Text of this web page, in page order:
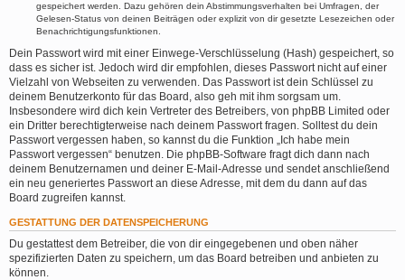
gespeichert werden. Dazu gehören dein Abstimmungsverhalten bei Umfragen, der
Gelesen-Status von deinen Beiträgen oder explizit von dir gesetzte Lesezeichen oder
Benachrichtigungsfunktionen.
Dein Passwort wird mit einer Einwege-Verschlüsselung (Hash) gespeichert, so
dass es sicher ist. Jedoch wird dir empfohlen, dieses Passwort nicht auf einer
Vielzahl von Webseiten zu verwenden. Das Passwort ist dein Schlüssel zu
deinem Benutzerkonto für das Board, also geh mit ihm sorgsam um.
Insbesondere wird dich kein Vertreter des Betreibers, von phpBB Limited oder
ein Dritter berechtigterweise nach deinem Passwort fragen. Solltest du dein
Passwort vergessen haben, so kannst du die Funktion „Ich habe mein
Passwort vergessen“ benutzen. Die phpBB-Software fragt dich dann nach
deinem Benutzernamen und deiner E-Mail-Adresse und sendet anschließend
ein neu generiertes Passwort an diese Adresse, mit dem du dann auf das
Board zugreifen kannst.
GESTATTUNG DER DATENSPEICHERUNG
Du gestattest dem Betreiber, die von dir eingegebenen und oben näher
spezifizierten Daten zu speichern, um das Board betreiben und anbieten zu
können.